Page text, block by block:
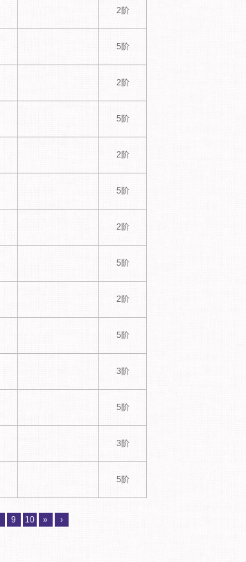
2阶
5阶
2阶
5阶
2阶
5阶
2阶
5阶
2阶
5阶
3阶
5阶
3阶
5阶
9 10 » ›